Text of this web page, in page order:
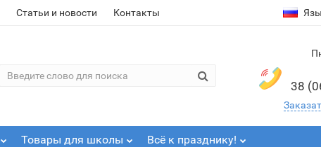
Статьи и новости Контакты
38
Товары для школы Всё к празднику!